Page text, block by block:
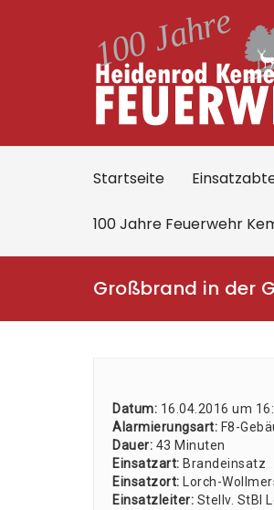
Startseite
100 Jahre Feuerwehr
Großbrand in der
Datum: 16.04.2016 um
Alar­mie­rungs­art: F8-
Dau­er: 43 Minu­ten
Ein­satz­art: Brand­ein­satz
Ein­satz­ort: Lorch-
Ein­satz­lei­ter: Stellv. StBI